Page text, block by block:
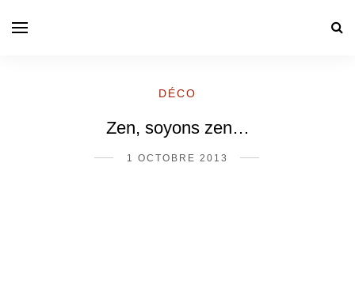
DÉCO
Zen, soyons zen…
1 OCTOBRE 2013